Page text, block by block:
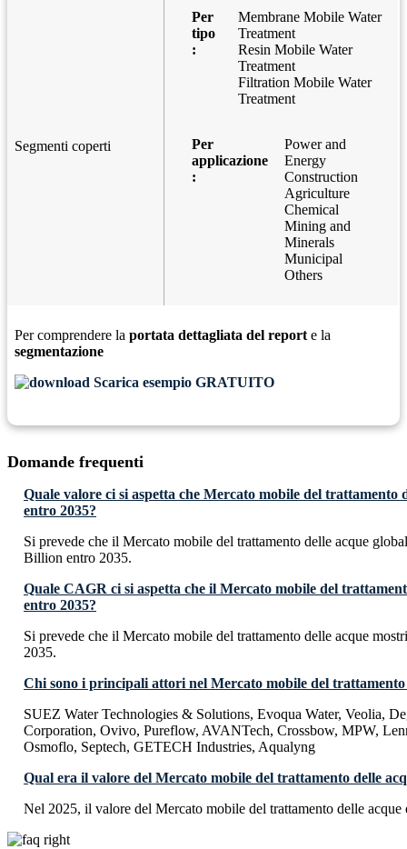
Segmenti coperti
Per
tipo
:
Membrane Mobile Water
Treatment
Resin Mobile Water
Treatment
Filtration Mobile Water
Treatment
Per
applicazione
:
Power and
Energy
Construction
Agriculture
Chemical
Mining and
Minerals
Municipal
Others
Per comprendere la portata dettagliata del report e la
segmentazione
Scarica esempio GRATUITO
Domande frequenti
Quale valore ci si aspetta che Mercato mobile del trattamento
entro 2035?
Si prevede che il Mercato mobile del trattamento delle acque
Billion entro 2035.
Quale CAGR ci si aspetta che il Mercato mobile del
entro 2035?
Si prevede che il Mercato mobile del trattamento delle acque
2035.
Chi sono i principali attori nel Mercato mobile del trattamento
SUEZ Water Technologies & Solutions, Evoqua Water, Veolia,
Corporation, Ovivo, Pureflow, AVANTech, Crossbow, MPW,
Osmoflo, Septech, GETECH Industries, Aqualyng
Qual era il valore del Mercato mobile del trattamento delle
Nel 2025, il valore del Mercato mobile del trattamento delle